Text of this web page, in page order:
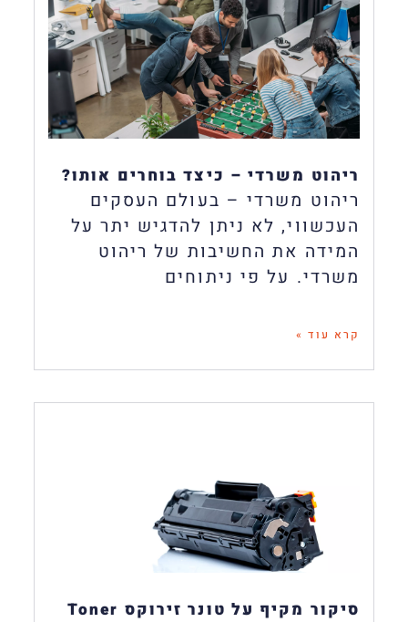
ריהוט משרדי – כיצד בוחרים אותו?
ריהוט משרדי – בעולם העסקים
העכשווי, לא ניתן להדגיש יתר על
המידה את החשיבות של ריהוט
משרדי. על פי ניתוחים
קרא עוד »
סיקור מקיף על טונר זירוקס Toner